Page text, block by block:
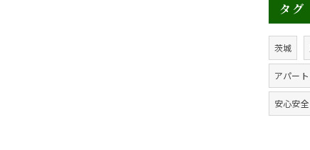
タグ
茨城
アパート
安心安全